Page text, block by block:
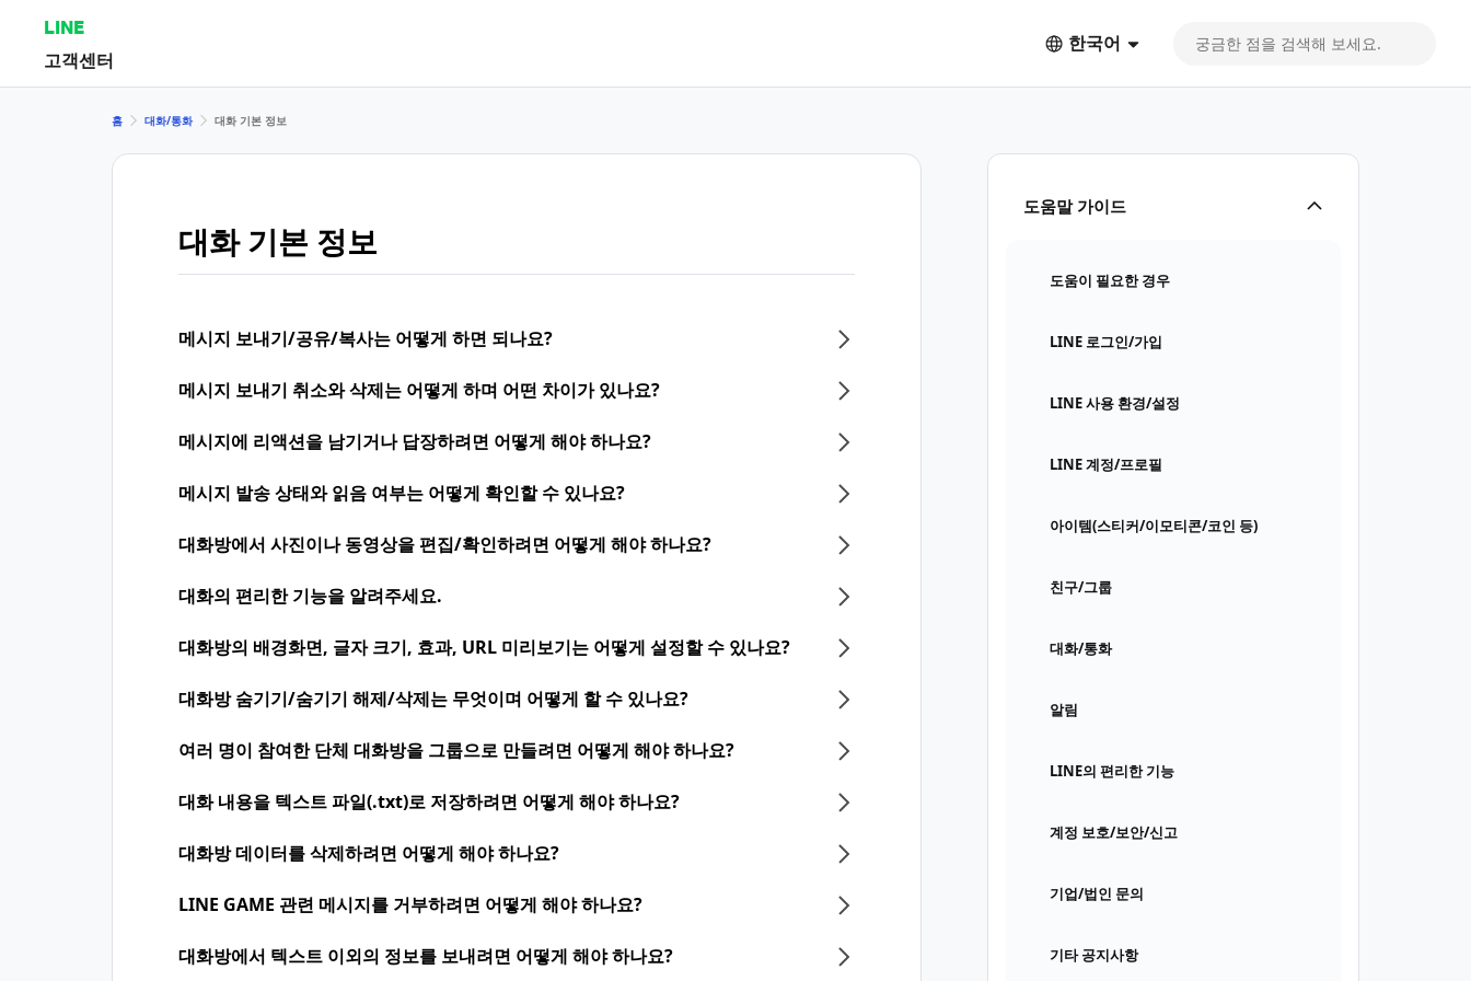
LINE
고객센터
한국어
도움말 가이드
도움이 필요한 경우
LINE 로그인/가입
LINE 사용 환경/설정
LINE 계정/프로필
아이템(스티커/이모티콘/코인 등)
친구/그룹
대화/통화
알림
LINE의 편리한 기능
계정 보호/보안/신고
기업/법인 문의
기타 공지사항
홈 대화/통화 대화 기본 정보
대화 기본 정보
메시지 보내기/공유/복사는 어떻게 하면 되나요?
메시지 보내기 취소와 삭제는 어떻게 하며 어떤 차이가 있나요?
메시지에 리액션을 남기거나 답장하려면 어떻게 해야 하나요?
메시지 발송 상태와 읽음 여부는 어떻게 확인할 수 있나요?
대화방에서 사진이나 동영상을 편집/확인하려면 어떻게 해야 하나요?
대화의 편리한 기능을 알려주세요.
대화방의 배경화면, 글자 크기, 효과, URL 미리보기는 어떻게 설정할 수 있나요?
대화방 숨기기/숨기기 해제/삭제는 무엇이며 어떻게 할 수 있나요?
여러 명이 참여한 단체 대화방을 그룹으로 만들려면 어떻게 해야 하나요?
대화 내용을 텍스트 파일(.txt)로 저장하려면 어떻게 해야 하나요?
대화방 데이터를 삭제하려면 어떻게 해야 하나요?
LINE GAME 관련 메시지를 거부하려면 어떻게 해야 하나요?
대화방에서 텍스트 이외의 정보를 보내려면 어떻게 해야 하나요?